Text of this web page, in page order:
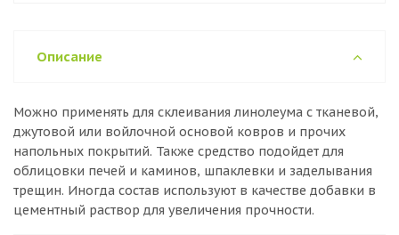
Описание
Можно применять для склеивания линолеума с тканевой,
джутовой или войлочной основой ковров и прочих
напольных покрытий. Также средство подойдет для
облицовки печей и каминов, шпаклевки и заделывания
трещин. Иногда состав используют в качестве добавки в
цементный раствор для увеличения прочности.